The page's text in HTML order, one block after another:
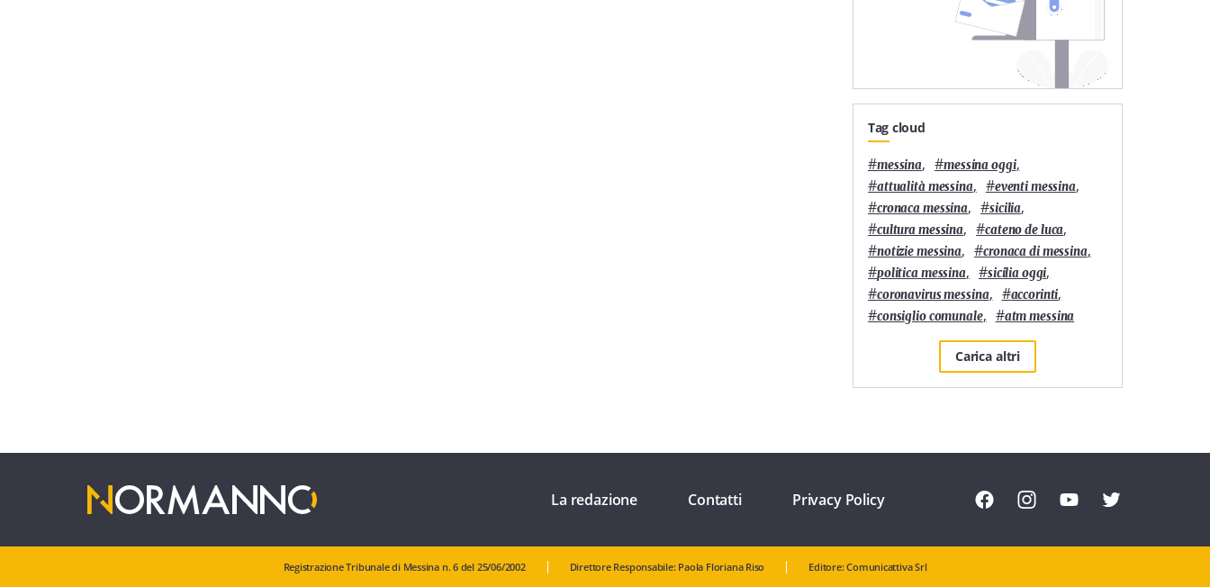
Tag cloud
#messina, #messina oggi,
#attualità messina, #eventi messina,
#cronaca messina, #sicilia,
#cultura messina, #cateno de luca,
#notizie messina, #cronaca di messina,
#politica messina, #sicilia oggi,
#coronavirus messina, #accorinti,
#consiglio comunale, #atm messina
Carica altri
La redazione Contatti Privacy Policy
Registrazione Tribunale di Messina n. 6 del 25/06/2002 Direttore Responsabile: Paola Floriana Riso Editore: Comunicattiva Srl